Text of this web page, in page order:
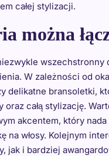
całej stylizacji.
można
W zależności od
delikatne bransoletki,
całą stylizację.
akcentem, który
na włosy. Kolejnym
jak i bardziej